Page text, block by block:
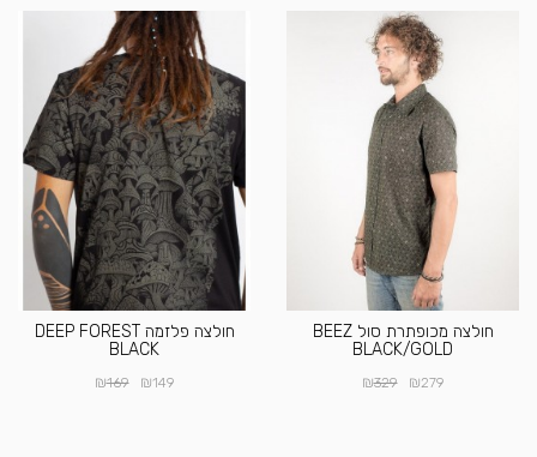
חולצה מכופתרת סול BEEZ
BLACK/GOLD
₪279
₪329
חולצה פלזמה DEEP FOREST
BLACK
₪149
₪169